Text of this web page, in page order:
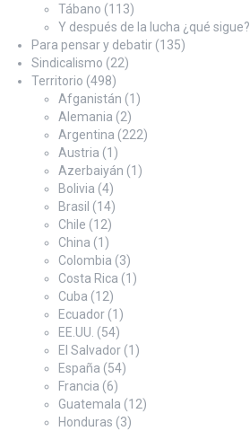
Tábano (113)
Y después de la lucha ¿qué sigue?
Para pensar y debatir (135)
Sindicalismo (22)
Territorio (498)
Afganistán (1)
Alemania (2)
Argentina (222)
Austria (1)
Azerbaiyán (1)
Bolivia (4)
Brasil (14)
Chile (12)
China (1)
Colombia (3)
Costa Rica (1)
Cuba (12)
Ecuador (1)
EE.UU. (54)
El Salvador (1)
España (54)
Francia (6)
Guatemala (12)
Honduras (3)